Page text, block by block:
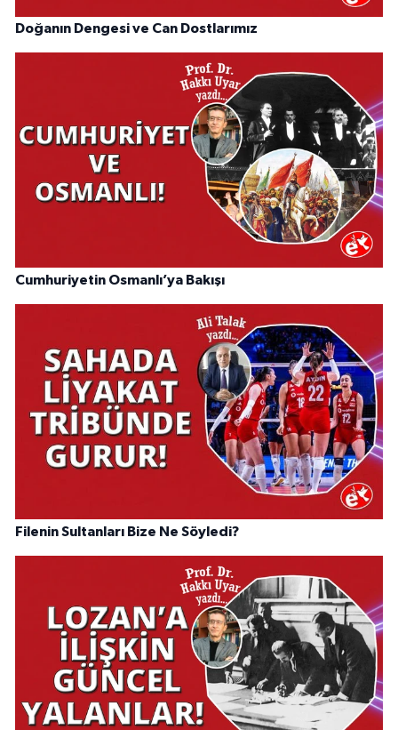
Doğanın Dengesi ve Can Dostlarımız
Cumhuriyetin Osmanlı’ya Bakışı
Filenin Sultanları Bize Ne Söyledi?